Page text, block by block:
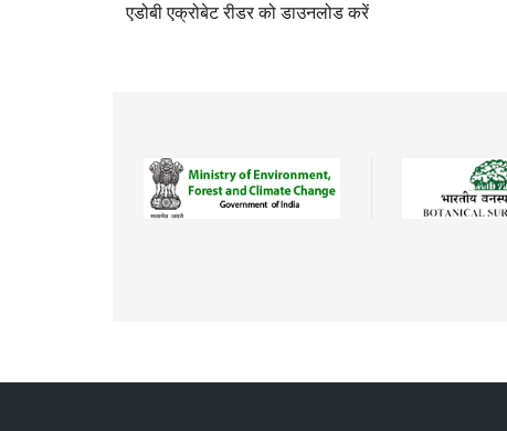
एडोबी एक्रोबेट रीडर को डाउनलोड करें